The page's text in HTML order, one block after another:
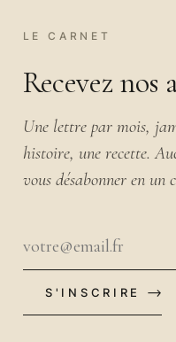
LE CARNET
Recevez nos
Une lettre par mois,
histoire, une recette.
vous désabonner en un
S'INSCRIRE